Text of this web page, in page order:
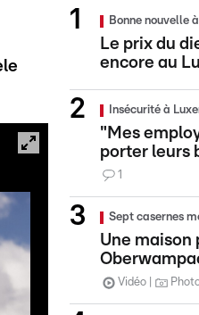
Bonne nouvelle
Le prix du
encore au
Insécurité à
"Mes
porter leurs
1
Sept casernes
Une maison
Vidéo